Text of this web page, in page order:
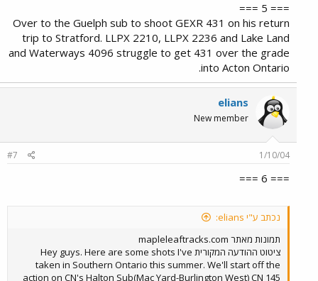
=== 5 ===
Over to the Guelph sub to shoot GEXR 431 on his return
trip to Stratford. LLPX 2210, LLPX 2236 and Lake Land
and Waterways 4096 struggle to get 431 over the grade
into Acton Ontario.
elians
New member
1/10/04
#7
=== 6 ===
נכתב ע"י elians:
תמונות מאתר mapleleaftracks.com
ציטוט ההודעה המקורית Hey guys. Here are some shots I've
taken in Southern Ontario this summer. We'll start off the
action on CN's Halton Sub(Mac Yard-Burlington West) CN 145